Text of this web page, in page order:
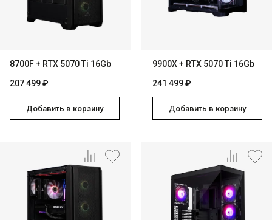
8700F + RTX 5070 Ti 16Gb
207 499 ₽
Добавить в корзину
9900X + RTX 5070 Ti 16Gb
241 499 ₽
Добавить в корзину